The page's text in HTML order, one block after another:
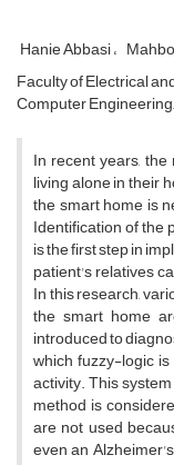
Hanie Abbasi
Faculty of Electrical
Computer
In recent years,
living alone in their
the smart home is
Identification of the
is the first step in
patient's relatives
In this research,
the smart home
introduced to
which fuzzy-logic
activity. This
method is
are not used
even an